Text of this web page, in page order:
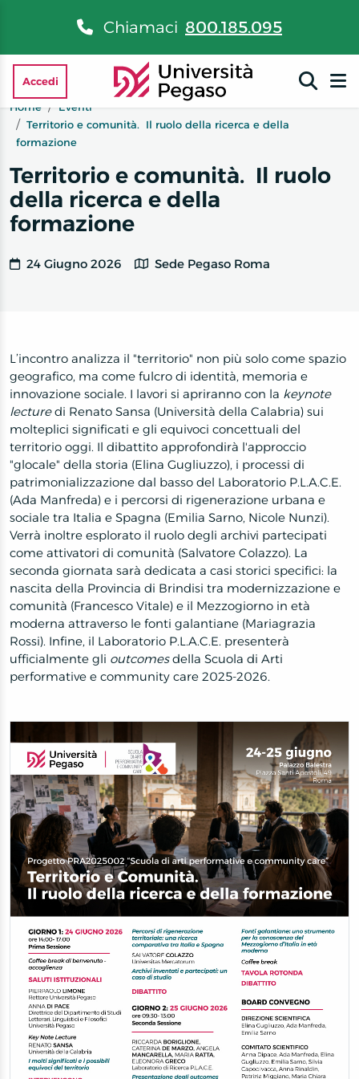
Chiamaci 800.185.095
Accedi
Home
Eventi
Territorio e comunità. Il ruolo della ricerca e della
formazione
Territorio e comunità. Il ruolo
della ricerca e della
formazione
24 Giugno 2026 Sede Pegaso Roma
L’incontro analizza il "territorio" non più solo come spazio
geografico, ma come fulcro di identità, memoria e
innovazione sociale. I lavori si apriranno con la keynote
lecturedi Renato Sansa (Università della Calabria) sui
molteplici significati e gli equivoci concettuali del
territorio oggi. Il dibattito approfondirà l'approccio
"glocale" della storia (Elina Gugliuzzo), i processi di
patrimonializzazione dal basso del Laboratorio P.L.A.C.E.
(Ada Manfreda) e i percorsi di rigenerazione urbana e
sociale tra Italia e Spagna (Emilia Sarno, Nicole Nunzi).
Verrà inoltre esplorato il ruolo degli archivi partecipati
come attivatori di comunità (Salvatore Colazzo). La
seconda giornata sarà dedicata a casi storici specifici: la
nascita della Provincia di Brindisi tra modernizzazione e
comunità (Francesco Vitale) e il Mezzogiorno in età
moderna attraverso le fonti galantiane (Mariagrazia
Rossi). Infine, il Laboratorio P.L.A.C.E. presenterà
ufficialmente gli outcomesdella Scuola di Arti
performative e community care 2025-2026.